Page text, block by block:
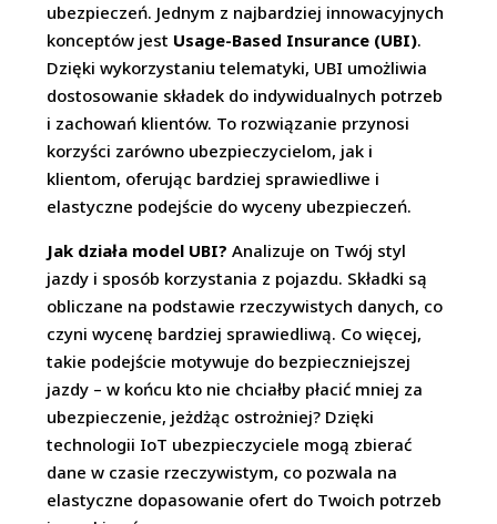
ubezpieczeń. Jednym z najbardziej innowacyjnych
konceptów jest Usage-Based Insurance (UBI).
Dzięki wykorzystaniu telematyki, UBI umożliwia
dostosowanie składek do indywidualnych potrzeb
i zachowań klientów. To rozwiązanie przynosi
korzyści zarówno ubezpieczycielom, jak i
klientom, oferując bardziej sprawiedliwe i
elastyczne podejście do wyceny ubezpieczeń.
Jak działa model UBI? Analizuje on Twój styl
jazdy i sposób korzystania z pojazdu. Składki są
obliczane na podstawie rzeczywistych danych, co
czyni wycenę bardziej sprawiedliwą. Co więcej,
takie podejście motywuje do bezpieczniejszej
jazdy – w końcu kto nie chciałby płacić mniej za
ubezpieczenie, jeżdżąc ostrożniej? Dzięki
technologii IoT ubezpieczyciele mogą zbierać
dane w czasie rzeczywistym, co pozwala na
elastyczne dopasowanie ofert do Twoich potrzeb